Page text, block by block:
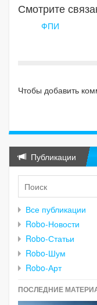
Смотрите
ФПИ
Чтобы добавить
Публикации
Все публикации
Robo-Новости
Robo-Статьи
Robo-Шум
Robo-Арт
ПОСЛЕДНИЕ